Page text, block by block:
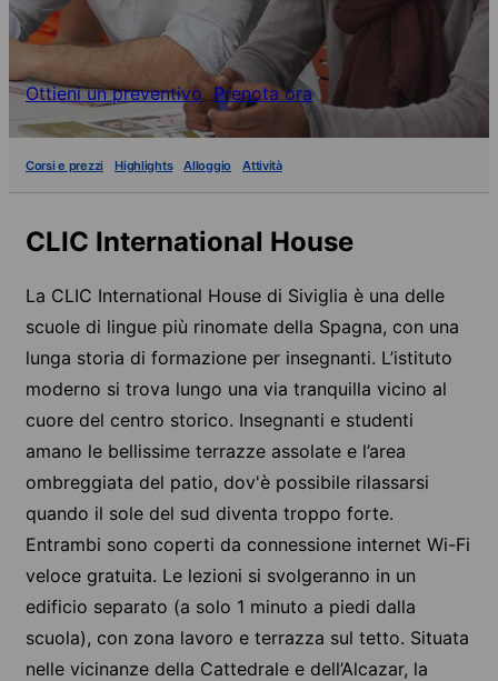
Ottieni un preventivo Prenota ora
Corsi e prezzi Highlights Alloggio Attività
CLIC International House
La CLIC International House di Siviglia è una delle
scuole di lingue più rinomate della Spagna, con una
lunga storia di formazione per insegnanti. L’istituto
moderno si trova lungo una via tranquilla vicino al
cuore del centro storico. Insegnanti e studenti
amano le bellissime terrazze assolate e l’area
ombreggiata del patio, dov'è possibile rilassarsi
quando il sole del sud diventa troppo forte.
Entrambi sono coperti da connessione internet Wi-Fi
veloce gratuita. Le lezioni si svolgeranno in un
edificio separato (a solo 1 minuto a piedi dalla
scuola), con zona lavoro e terrazza sul tetto. Situata
nelle vicinanze della Cattedrale e dell’Alcazar, la